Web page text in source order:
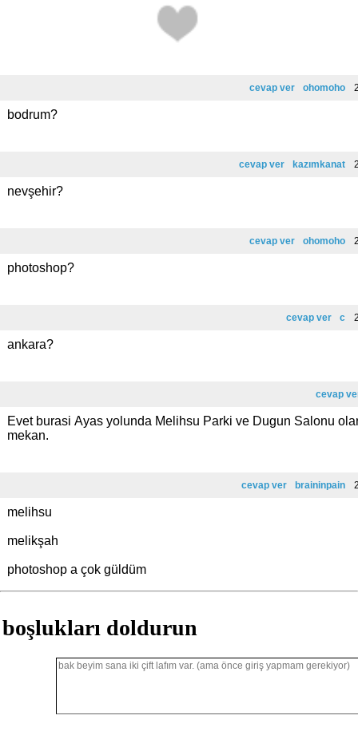
cevap ver ohomoho
bodrum?
cevap ver kazımkanat
nevşehir?
cevap ver ohomoho
photoshop?
cevap ver c
ankara?
cevap
Evet burasi Ayas yolunda Melihsu Parki ve Dugun Salonu
mekan.
cevap ver braininpain
melihsu
melikşah
photoshop a çok güldüm
boşlukları doldurun